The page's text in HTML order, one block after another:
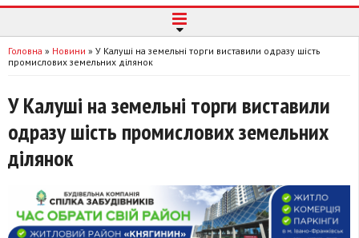
Головна » Новини » У Калуші на земельні торги виставили одразу шість
промислових земельних ділянок
У Калуші на земельні торги виставили
одразу шість промислових земельних
ділянок